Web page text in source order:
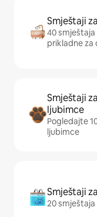
Smještaji
40
prikladne za
Smještaji
ljubimce
Pogledajte
ljubimce
Smještaji
20